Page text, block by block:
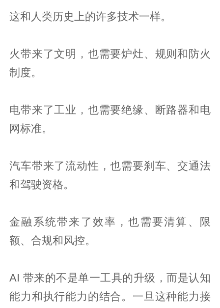
这和人类历史上的许多技术一样。
火带来了文明，也需要炉灶、规则和防火
制度。
电带来了工业，也需要绝缘、断路器和电
网标准。
汽车带来了流动性，也需要刹车、交通法
和驾驶资格。
金融系统带来了效率，也需要清算、限
额、合规和风控。
AI 带来的不是单一工具的升级，而是认知
能力和执行能力的结合。一旦这种能力接